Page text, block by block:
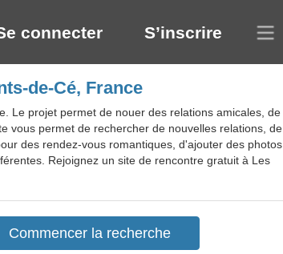
connecter S’inscrire
de-Cé, France
Le projet permet de nouer des relations amicales, de
vous permet de rechercher de nouvelles relations, de
des rendez-vous romantiques, d'ajouter des photos
Rejoignez un site de rencontre gratuit à Les